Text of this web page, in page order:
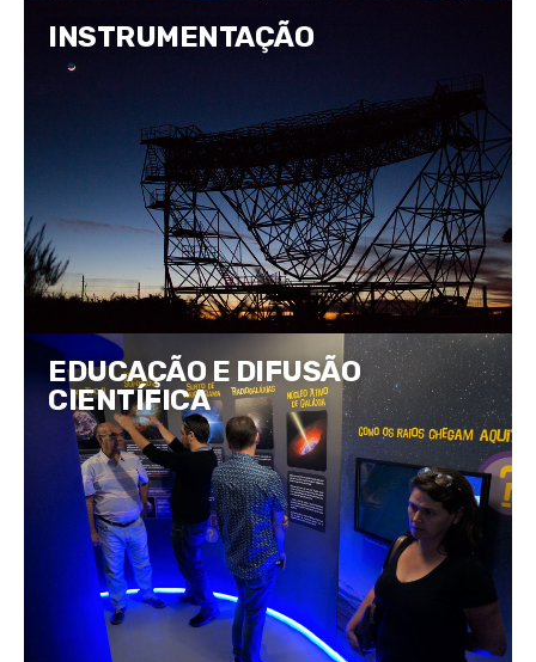
INSTRUMENTAÇÃO
EDUCAÇÃO E DIFUSÃO
CIENTÍFICA